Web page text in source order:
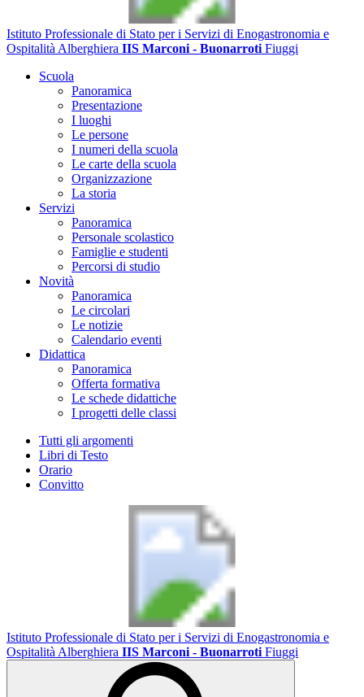
Istituto Professionale di Stato per i Servizi di Enogastronomia e
Ospitalità Alberghiera IIS Marconi - Buonarroti Fiuggi
Scuola
Panoramica
Presentazione
I luoghi
Le persone
I numeri della scuola
Le carte della scuola
Organizzazione
La storia
Servizi
Panoramica
Personale scolastico
Famiglie e studenti
Percorsi di studio
Novità
Panoramica
Le circolari
Le notizie
Calendario eventi
Didattica
Panoramica
Offerta formativa
Le schede didattiche
I progetti delle classi
Tutti gli argomenti
Libri di Testo
Orario
Convitto
Istituto Professionale di Stato per i Servizi di Enogastronomia e
Ospitalità Alberghiera IIS Marconi - Buonarroti Fiuggi